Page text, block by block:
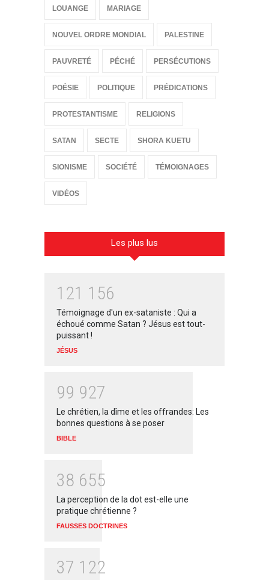
LOUANGE MARIAGE
NOUVEL ORDRE MONDIAL PALESTINE
PAUVRETÉ PÉCHÉ PERSÉCUTIONS
POÉSIE POLITIQUE PRÉDICATIONS
PROTESTANTISME RELIGIONS
SATAN SECTE SHORA KUETU
SIONISME SOCIÉTÉ TÉMOIGNAGES
VIDÉOS
Les plus lus
1 21 1 56
Témoignage d'un ex-sataniste : Qui a
échoué comme Satan ? Jésus est tout-
puissant !
JÉSUS
99 927
Le chrétien, la dîme et les offrandes: Les
bonnes questions à se poser
BIBLE
38 655
La perception de la dot est-elle une
pratique chrétienne ?
FAUSSES DOCTRINES
37 1 22